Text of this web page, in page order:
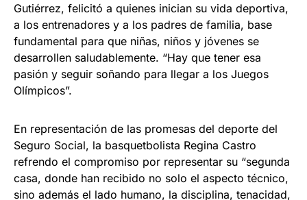
Gutiérrez, felicitó a quienes inician su vida deportiva,
a los entrenadores y a los padres de familia, base
fundamental para que niñas, niños y jóvenes se
desarrollen saludablemente. “Hay que tener esa
pasión y seguir soñando para llegar a los Juegos
Olímpicos”.
En representación de las promesas del deporte del
Seguro Social, la basquetbolista Regina Castro
refrendo el compromiso por representar su “segunda
casa, donde han recibido no solo el aspecto técnico,
sino además el lado humano, la disciplina, tenacidad,